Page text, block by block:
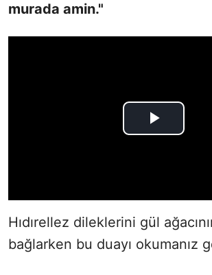
murada amin."
Hıdırellez dileklerini gül
bağlarken bu duayı okumanız